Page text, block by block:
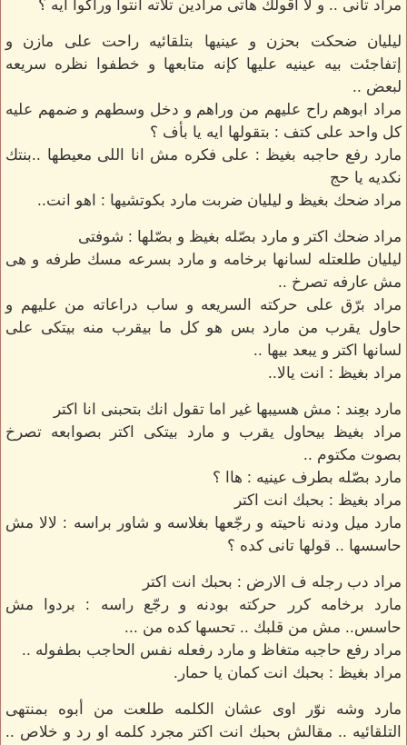
مراد تانى .. و لا اقولك هاتى مرادين تلاته انتوا وراكوا ايه ؟
ليليان ضحكت بحزن و عينيها بتلقائيه راحت على مازن و
إتفاجئت بيه عينيه عليها كإنه متابعها و خطفوا نظره سريعه
لبعض ..
مراد ابوهم راح عليهم من وراهم و دخل وسطهم و ضمهم عليه
كل واحد على كتف : بتقولها ايه يا بأف ؟
مارد رفع حاجبه بغيظ : على فكره مش انا اللى معيطها ..بنتك
نكديه يا حج
مراد ضحك بغيظ و ليليان ضربت مارد بكوتشيها : اهو انت..
مراد ضحك اكتر و مارد بصّله بغيظ و بصّلها : شوفتى
ليليان طلعتله لسانها برخامه و مارد بسرعه مسك طرفه و هى
مش عارفه تصرخ ..
مراد برّق على حركته السريعه و ساب دراعاته من عليهم و
حاول يقرب من مارد بس هو كل ما بيقرب منه بيتكى على
لسانها اكتر و يبعد بيها ..
مراد بغيظ : انت يالا..
مارد بعِند : مش هسيبها غير اما تقول انك بتحبنى انا اكتر
مراد بغيظ بيحاول يقرب و مارد بيتكى اكتر بصوابعه تصرخ
بصوت مكتوم ..
مارد بصّله بطرف عينيه : هاا ؟
مراد بغيظ : بحبك انت اكتر
مارد ميل ودنه ناحيته و رجّعها بغلاسه و شاور براسه : لالا مش
حاسسها .. قولها تانى كده ؟
مراد دب رجله ف الارض : بحبك انت اكتر
مارد برخامه كرر حركته بودنه و رجّع راسه : بردوا مش
حاسس.. مش من قلبك .. تحسها كده من ...
مراد رفع حاجبه متغاظ و مارد رفعله نفس الحاجب بطفوله ..
مراد بغيظ : بحبك انت كمان يا حمار.
مارد وشه نوّر اوى عشان الكلمه طلعت من أبوه بمنتهى
التلقائيه .. مقالش بحبك انت اكتر مجرد كلمه او رد و خلاص ..